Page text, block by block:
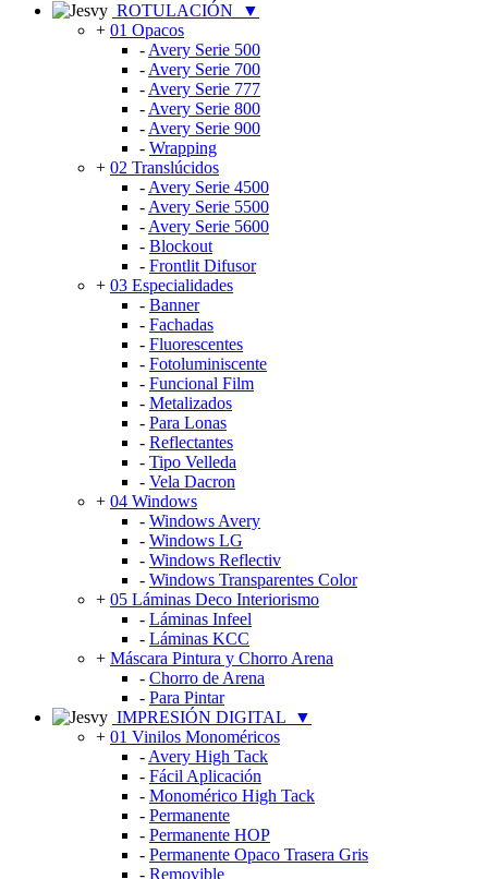
ROTULACIÓN
▼
+ 01 Opacos
- Avery Serie 500
- Avery Serie 700
- Avery Serie 777
- Avery Serie 800
- Avery Serie 900
- Wrapping
+ 02 Translúcidos
- Avery Serie 4500
- Avery Serie 5500
- Avery Serie 5600
- Blockout
- Frontlit Difusor
+ 03 Especialidades
- Banner
- Fachadas
- Fluorescentes
- Fotoluminiscente
- Funcional Film
- Metalizados
- Para Lonas
- Reflectantes
- Tipo Velleda
- Vela Dacron
+ 04 Windows
- Windows Avery
- Windows LG
- Windows Reflectiv
- Windows Transparentes Color
+ 05 Láminas Deco Interiorismo
- Láminas Infeel
- Láminas KCC
+ Máscara Pintura y Chorro Arena
- Chorro de Arena
- Para Pintar
IMPRESIÓN DIGITAL
▼
+ 01 Vinilos Monoméricos
- Avery High Tack
- Fácil Aplicación
- Monomérico High Tack
- Permanente
- Permanente HOP
- Permanente Opaco Trasera Gris
- Removible